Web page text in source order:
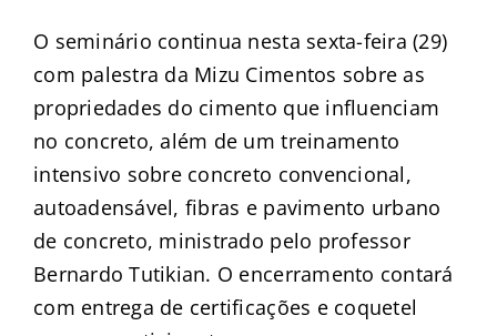
O seminário continua nesta sexta-feira (29)
com palestra da Mizu Cimentos sobre as
propriedades do cimento que influenciam
no concreto, além de um treinamento
intensivo sobre concreto convencional,
autoadensável, fibras e pavimento urbano
de concreto, ministrado pelo professor
Bernardo Tutikian. O encerramento contará
com entrega de certificações e coquetel